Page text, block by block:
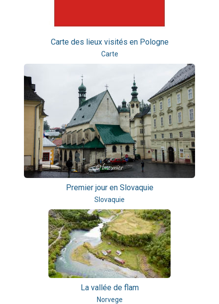
Carte des lieux visités en Pologne
Carte
Premier jour en Slovaquie
Slovaquie
La vallée de flam
Norvege